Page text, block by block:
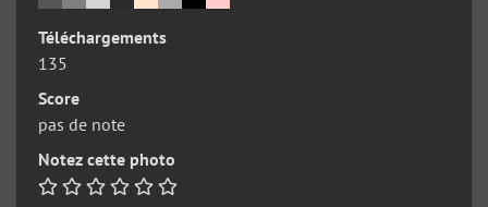
Téléchargements
135
Score
pas de note
Notez cette photo